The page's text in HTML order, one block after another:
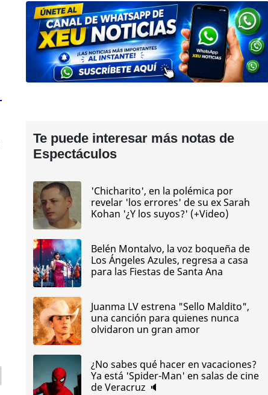
Te puede interesar más notas de
Espectáculos
'Chicharito', en la polémica por
revelar 'los errores' de su ex Sarah
Kohan '¿Y los suyos?' (+Video)
Belén Montalvo, la voz boqueña de
Los Ángeles Azules, regresa a casa
para las Fiestas de Santa Ana
Juanma LV estrena "Sello Maldito",
una canción para quienes nunca
olvidaron un gran amor
¿No sabes qué hacer en vacaciones?
Ya está 'Spider-Man' en salas de cine
de Veracruz 🔈